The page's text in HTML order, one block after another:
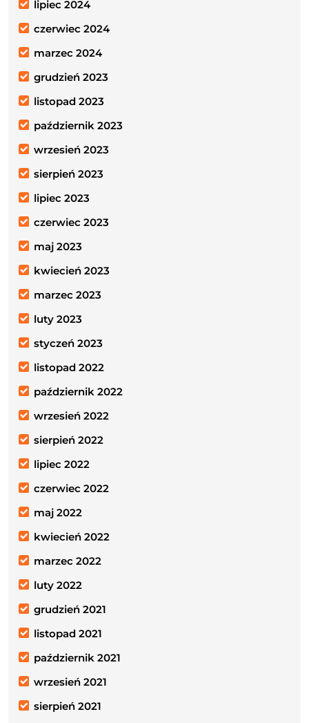
lipiec 2024
czerwiec 2024
marzec 2024
grudzień 2023
listopad 2023
październik 2023
wrzesień 2023
sierpień 2023
lipiec 2023
czerwiec 2023
maj 2023
kwiecień 2023
marzec 2023
luty 2023
styczeń 2023
listopad 2022
październik 2022
wrzesień 2022
sierpień 2022
lipiec 2022
czerwiec 2022
maj 2022
kwiecień 2022
marzec 2022
luty 2022
grudzień 2021
listopad 2021
październik 2021
wrzesień 2021
sierpień 2021